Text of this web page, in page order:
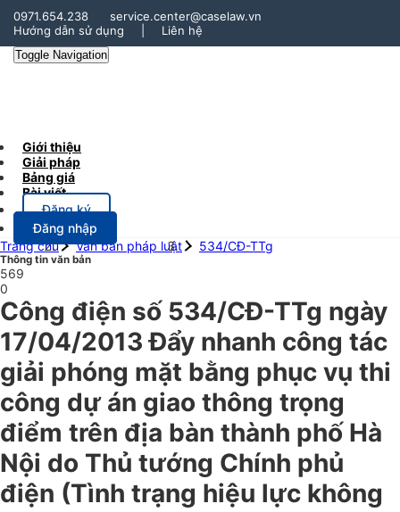
0971.654.238
service.center@caselaw.vn
Hướng dẫn sử dụng
Liên hệ
Toggle Navigation
Giới thiệu
Giải pháp
Bảng giá
Bài viết
Đăng ký
Đăng nhập
Trang chủ
Văn bản pháp luật 534/CĐ-TTg
Thông tin văn bản
569
0
Công điện số 534/CĐ-TTg ngày
17/04/2013 Đẩy nhanh công tác
giải phóng mặt bằng phục vụ thi
công dự án giao thông trọng
điểm trên địa bàn thành phố Hà
Nội do Thủ tướng Chính phủ
điện (Tình trạng hiệu lực không